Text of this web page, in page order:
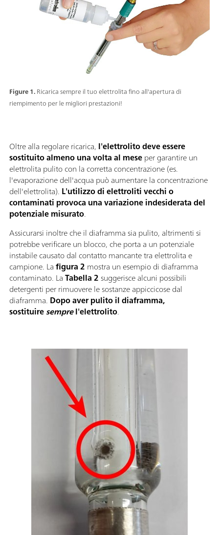
Figure 1.Ricarica sempre il tuo elettrolita fino all'apertura di
riempimento per le migliori prestazioni!
Oltre alla regolare ricarica, l'elettrolito deve essere
sostituito almeno una volta al meseper garantire un
elettrolita pulito con la corretta concentrazione (es.
l'evaporazione dell'acqua può aumentare la concentrazione
dell'elettrolita). L'utilizzo di elettroliti vecchi o
contaminati provoca una variazione indesiderata del
potenziale misurato.
Assicurarsi inoltre che il diaframma sia pulito, altrimenti si
potrebbe verificare un blocco, che porta a un potenziale
instabile causato dal contatto mancante tra elettrolita e
campione. Lafigura 2 mostra un esempio di diaframma
contaminato. LaTabella 2suggerisce alcuni possibili
detergenti per rimuovere le sostanze appiccicose dal
diaframma. Dopo aver pulito il diaframma,
sostituiresemprel'elettrolito.